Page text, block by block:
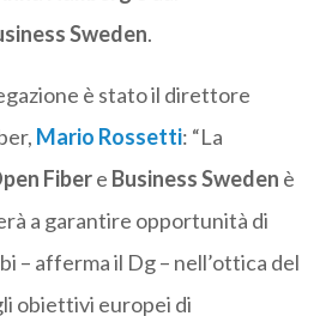
Sweden.
è stato il direttore
Mario Rossetti: “La
Fibere Business Sweden è
a garantire opportunità di
– afferma il Dg – nell’ottica del
obiettivi europei di